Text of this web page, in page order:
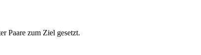
Paare zum Ziel gesetzt.